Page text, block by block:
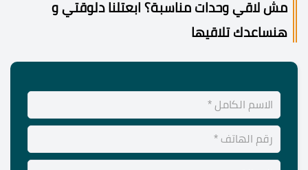
مش لاقي وحدات مناسبة؟ ابعتلنا دلوقتي و
هنساعدك تلاقيها